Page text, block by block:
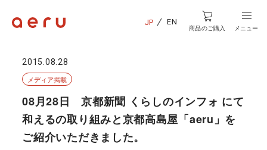
JP EN
商品のご購入 メニュー
2015.08.28
メディア掲載
08月28日 京都新聞 くらしのインフォ にて
和えるの取り組みと京都高島屋「aeru」を
ご紹介いただきました。